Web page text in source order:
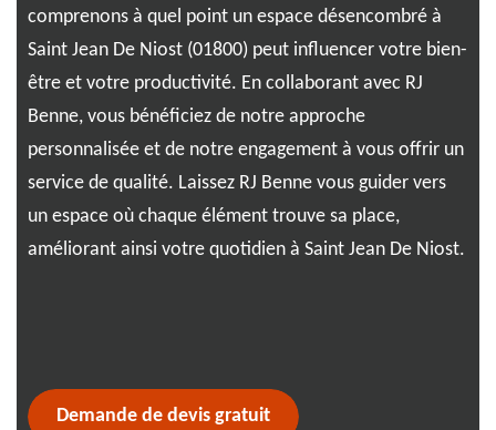
comprenons à quel point un espace désencombré à
Saint Jean De Niost (01800) peut influencer votre bien-
être et votre productivité. En collaborant avec RJ
Benne, vous bénéficiez de notre approche
personnalisée et de notre engagement à vous offrir un
service de qualité. Laissez RJ Benne vous guider vers
un espace où chaque élément trouve sa place,
améliorant ainsi votre quotidien à Saint Jean De Niost.
Demande de devis gratuit